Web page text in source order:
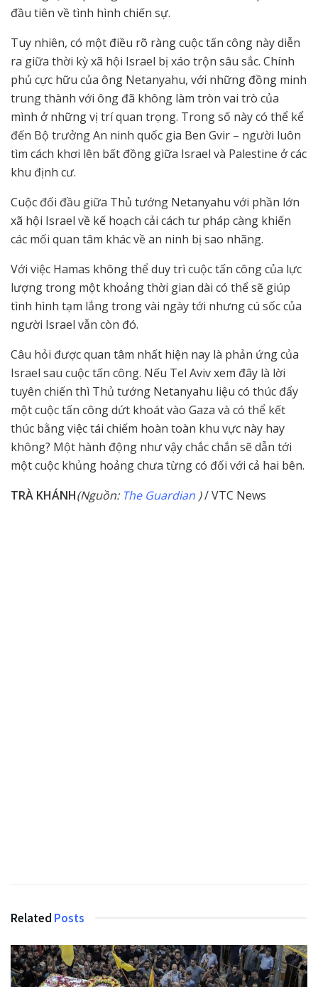
đầu tiên về tình hình chiến sự.
Tuy nhiên, có một điều rõ ràng cuộc tấn công này diễn
ra giữa thời kỳ xã hội Israel bị xáo trộn sâu sắc. Chính
phủ cực hữu của ông Netanyahu, với những đồng minh
trung thành với ông đã không làm tròn vai trò của
mình ở những vị trí quan trọng. Trong số này có thể kể
đến Bộ trưởng An ninh quốc gia Ben Gvir – người luôn
tìm cách khơi lên bất đồng giữa Israel và Palestine ở các
khu định cư.
Cuộc đối đầu giữa Thủ tướng Netanyahu với phần lớn
xã hội Israel về kế hoạch cải cách tư pháp càng khiến
các mối quan tâm khác về an ninh bị sao nhãng.
Với việc Hamas không thể duy trì cuộc tấn công của lực
lượng trong một khoảng thời gian dài có thể sẽ giúp
tình hình tạm lắng trong vài ngày tới nhưng cú sốc của
người Israel vẫn còn đó.
Câu hỏi được quan tâm nhất hiện nay là phản ứng của
Israel sau cuộc tấn công. Nếu Tel Aviv xem đây là lời
tuyên chiến thì Thủ tướng Netanyahu liệu có thúc đẩy
một cuộc tấn công dứt khoát vào Gaza và có thể kết
thúc bằng việc tái chiếm hoàn toàn khu vực này hay
không? Một hành động như vậy chắc chắn sẽ dẫn tới
một cuộc khủng hoảng chưa từng có đối với cả hai bên.
TRÀ KHÁNH(Nguồn: The Guardian )/ VTC News
Related Posts